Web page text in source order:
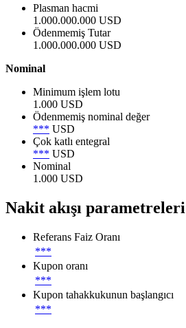
Plasman hacmi
1.000.000.000 USD
Ödenmemiş Tutar
1.000.000.000 USD
Nominal
Minimum işlem lotu
1.000 USD
Ödenmemiş nominal değer
*** USD
Çok katlı entegral
*** USD
Nominal
1.000 USD
Nakit akışı parametreleri
Referans Faiz Oranı
***
Kupon oranı
***
Kupon tahakkukunun başlangıcı
***